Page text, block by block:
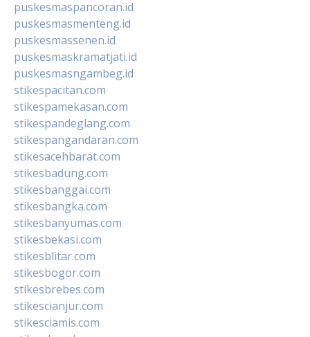
puskesmaspancoran.id
puskesmasmenteng.id
puskesmassenen.id
puskesmaskramatjati.id
puskesmasngambeg.id
stikespacitan.com
stikespamekasan.com
stikespandeglang.com
stikespangandaran.com
stikesacehbarat.com
stikesbadung.com
stikesbanggai.com
stikesbangka.com
stikesbanyumas.com
stikesbekasi.com
stikesblitar.com
stikesbogor.com
stikesbrebes.com
stikescianjur.com
stikesciamis.com